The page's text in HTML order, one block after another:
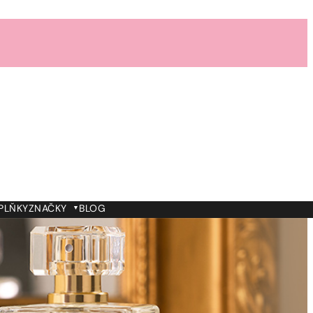
ZNAČKY BLOG